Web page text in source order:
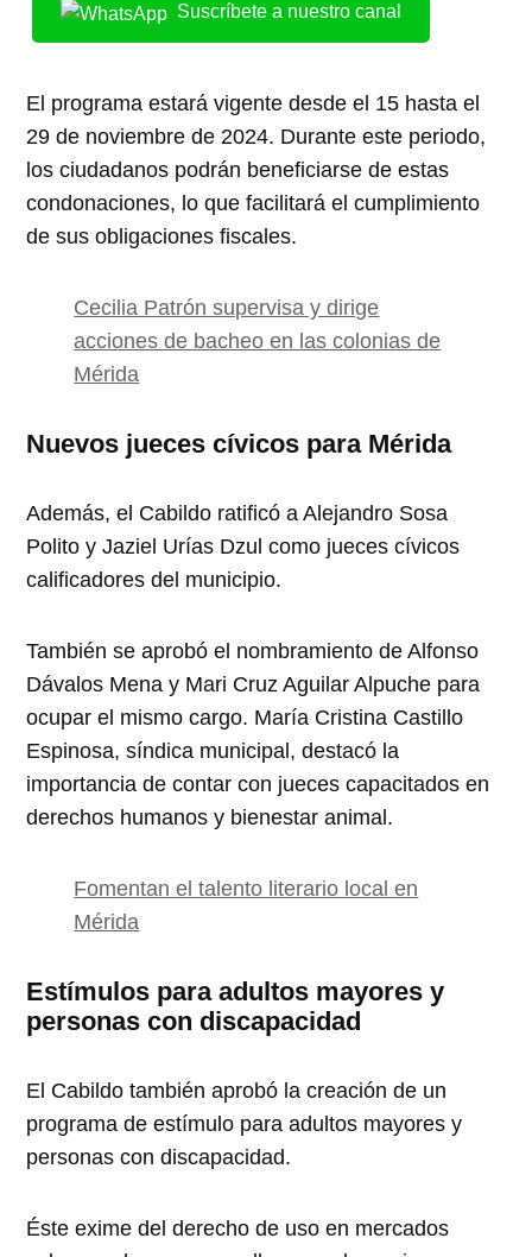
Suscríbete a nuestro canal
El programa estará vigente desde el 15 hasta el
29 de noviembre de 2024. Durante este periodo,
los ciudadanos podrán beneficiarse de estas
condonaciones, lo que facilitará el cumplimiento
de sus obligaciones fiscales.
Cecilia Patrón supervisa y dirige
acciones de bacheo en las colonias de
Mérida
Nuevos jueces cívicos para Mérida
Además, el Cabildo ratificó a Alejandro Sosa
Polito y Jaziel Urías Dzul como jueces cívicos
calificadores del municipio.
También se aprobó el nombramiento de Alfonso
Dávalos Mena y Mari Cruz Aguilar Alpuche para
ocupar el mismo cargo. María Cristina Castillo
Espinosa, síndica municipal, destacó la
importancia de contar con jueces capacitados en
derechos humanos y bienestar animal.
Fomentan el talento literario local en
Mérida
Estímulos para adultos mayores y
personas con discapacidad
El Cabildo también aprobó la creación de un
programa de estímulo para adultos mayores y
personas con discapacidad.
Éste exime del derecho de uso en mercados